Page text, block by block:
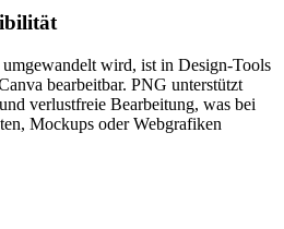
wird, ist in Design-Tools
bearbeitbar. PNG unterstützt
verlustfreie Bearbeitung, was bei
Mockups oder Webgrafiken